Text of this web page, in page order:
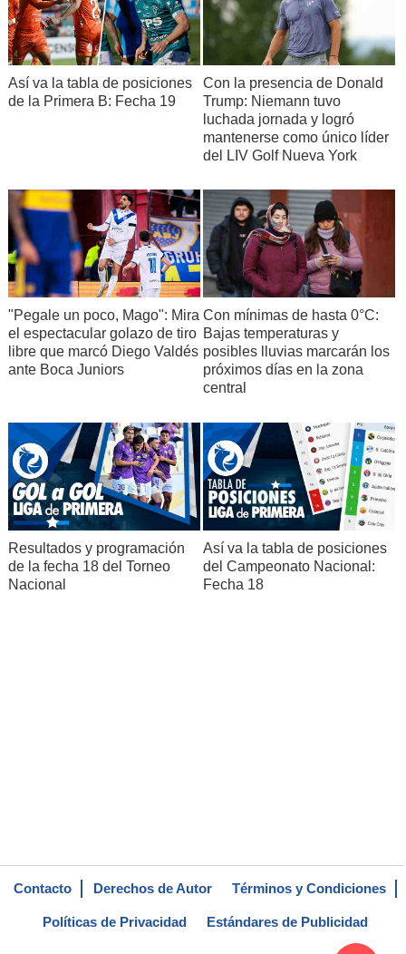
Así va la tabla de posiciones
de la Primera B: Fecha 19
Con la presencia de Donald
Trump: Niemann tuvo
luchada jornada y logró
mantenerse como único líder
del LIV Golf Nueva York
"Pegale un poco, Mago": Mira
el espectacular golazo de tiro
libre que marcó Diego Valdés
ante Boca Juniors
Con mínimas de hasta 0°C:
Bajas temperaturas y
posibles lluvias marcarán los
próximos días en la zona
central
Resultados y programación
de la fecha 18 del Torneo
Nacional
Así va la tabla de posiciones
del Campeonato Nacional:
Fecha 18
Contacto Derechos de Autor Términos y Condiciones
Políticas de Privacidad Estándares de Publicidad